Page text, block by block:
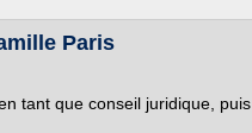
Paris
tant que conseil juridique, puis